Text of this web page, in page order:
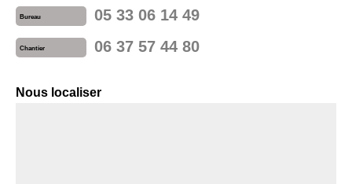
Bureau 05 33 06 14 49
Chantier 06 37 57 44 80
Nous localiser